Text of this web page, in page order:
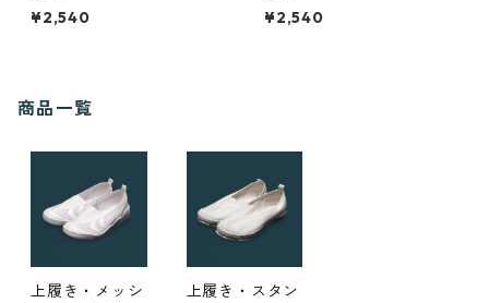
¥2,540 ¥2,540
商品一覧
上履き・メッシ
上履き・スタン